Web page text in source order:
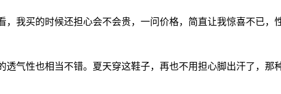
，我买的时候还担心会不会贵，一问价格，简直让我惊喜不已，
透气性也相当不错。夏天穿这鞋子，再也不用担心脚出汗了，那